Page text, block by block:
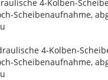
4-Kolben-
Scheibenaufnahme,
4-Kolben-
Scheibenaufnahme,